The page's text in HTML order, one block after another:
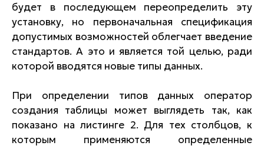
будет в последующем переопределить эту
установку, но первоначальная спецификация
допустимых возможностей облегчает введение
стандартов. А это и является той целью, ради
которой вводятся новые типы данных.
При определении типов данных оператор
создания таблицы может выглядеть так, как
показано на листинге 2. Для тех столбцов, к
которым применяются определенные